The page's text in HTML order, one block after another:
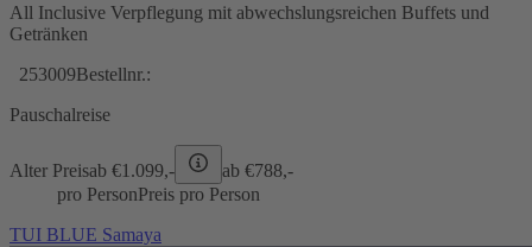
All Inclusive Verpflegung mit abwechslungsreichen Buffets und
Getränken
253009Bestellnr.:
Pauschalreise
Alter Preisab €1.099,- ab €788,-
pro PersonPreis pro Person
TUI BLUE Samaya